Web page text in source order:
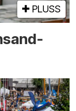
PLUSS